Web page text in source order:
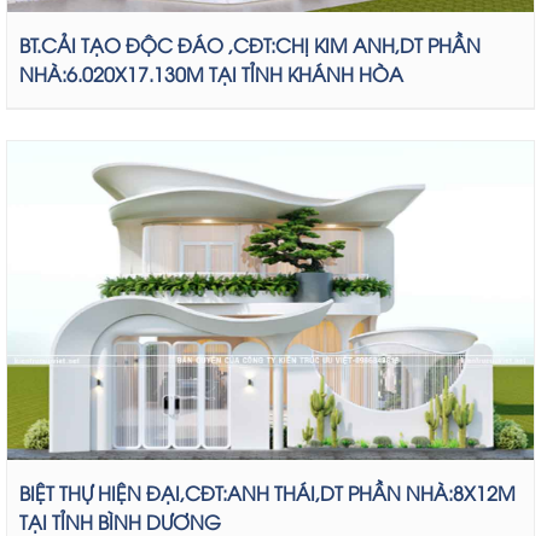
BT.CẢI TẠO ĐỘC ĐÁO ,CĐT:CHỊ KIM ANH,DT PHẦN
NHÀ:6.020X17.130M TẠI TỈNH KHÁNH HÒA
BIỆT THỰ HIỆN ĐẠI,CĐT:ANH THÁI,DT PHẦN NHÀ:8X12M
TẠI TỈNH BÌNH DƯƠNG